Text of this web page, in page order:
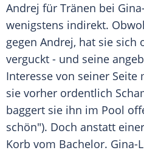
Andrej für Tränen bei
wenigstens indirekt.
gegen Andrej, hat sie sich
verguckt - und seine
Interesse von seiner
sie vorher ordentlich
baggert sie ihn im Pool
schön"). Doch anstatt
Korb vom Bachelor. Gina-